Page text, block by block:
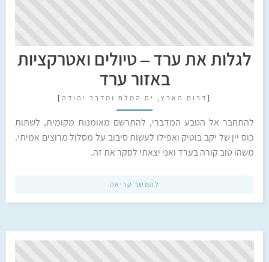
לגלות את ערד – טיולים ואטרקציות
באזור ערד
[ דרום הארץ , ים המלח ומדבר יהודה ]
להתחבר אל הטבע המדברי, להתרשם מאומנות מקומית, לשתות
כוס יין של יקב בוטיק ואפילו לעשות סיבוב על מסלול מרוצים אמיתי.
משהו טוב קורה בערד ואני יצאתי לסקר את זה.
להמשך קריאה